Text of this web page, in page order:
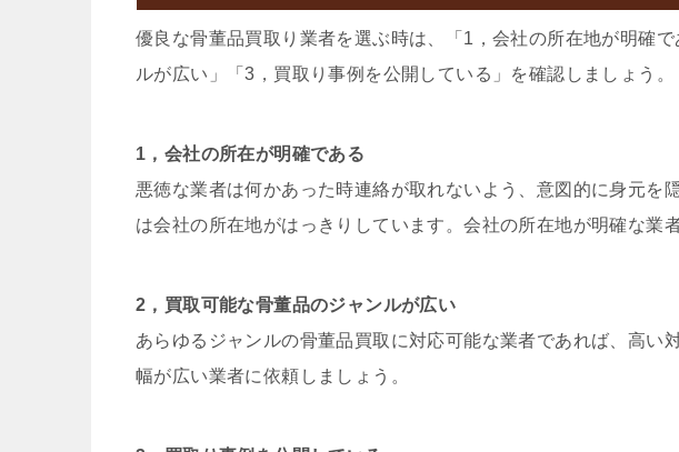
優良な骨董品買取り業者を選ぶ時は、「1，会社の所在地が明確
ルが広い」「3，買取り事例を公開している」を確認しましょう。
1，会社の所在が明確である
悪徳な業者は何かあった時連絡が取れないよう、意図的に身元を
は会社の所在地がはっきりしています。会社の所在地が明確な業
2，買取可能な骨董品のジャンルが広い
あらゆるジャンルの骨董品買取に対応可能な業者であれば、高い
幅が広い業者に依頼しましょう。